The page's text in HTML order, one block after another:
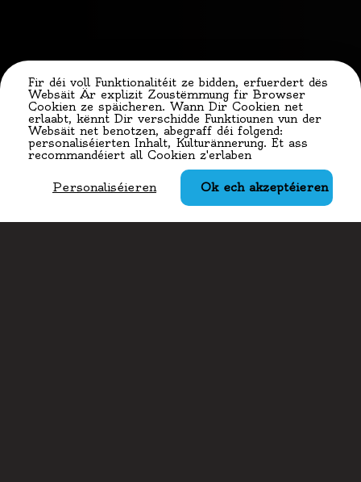
Fir déi voll Funktionalitéit ze bidden, erfuerdert dës
Websäit Är explizit Zoustëmmung fir Browser
Cookien ze späicheren. Wann Dir Cookien net
erlaabt, kënnt Dir verschidde Funktiounen vun der
Websäit net benotzen, abegraff déi folgend:
personaliséierten Inhalt, Kulturännerung. Et ass
recommandéiert all Cookien z'erlaben